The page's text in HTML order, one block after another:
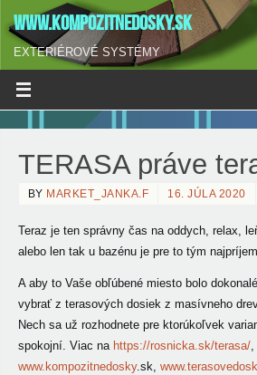
WWW.KOMPOZITNEDOSKY.SK
EXTERIÉROVÉ SYSTÉMY
TERASA práve
BY MARKET_JANKA.F 16. JÚLA 2020
Teraz je ten správny čas na oddych, relax,
alebo len tak u bazénu je pre to tým
A aby to Vaše obľúbené miesto bolo
vybrať z terasových dosiek z masívneho
Nech sa už rozhodnete pre ktorúkoľvek
spokojní. Viac na https://rosnicka.sk/terasa/,
www.kompozitnedosky.sk,